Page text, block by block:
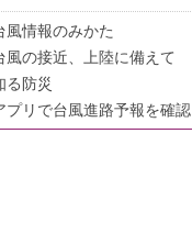
風情報のみかた
風の接近、上陸に備えて
る防災
プリで台風進路予報を確認